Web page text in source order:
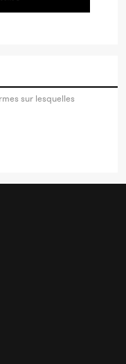
sur lesquelles